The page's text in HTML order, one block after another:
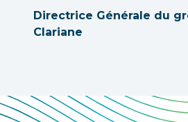
Directrice Générale du
Clariane